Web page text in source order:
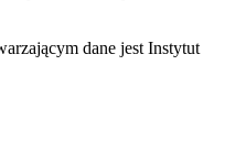
dane jest Instytut